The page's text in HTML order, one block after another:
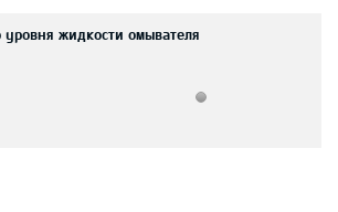
уровня жидкости омывателя